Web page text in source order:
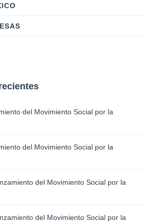
del Movimiento Social por la
del Movimiento Social por la
del Movimiento Social por la
del Movimiento Social por la